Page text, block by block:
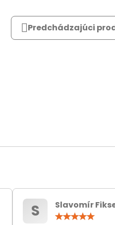
Predchádzajúci
S
Slavomír